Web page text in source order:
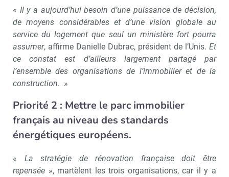
« Il y a aujourd’hui besoin d’une puissance de décision,
de moyens considérables et d’une vision globale au
service du logement que seul un ministère fort pourra
assumer, affirme Danielle Dubrac, président de l’Unis. Et
ce constat est d’ailleurs largement partagé par
l’ensemble des organisations de l’immobilier et de la
construction. »
Priorité 2 : Mettre le parc immobilier
français au niveau des standards
énergétiques européens.
« La stratégie de rénovation française doit être
repensée », martèlent les trois organisations, car il y a